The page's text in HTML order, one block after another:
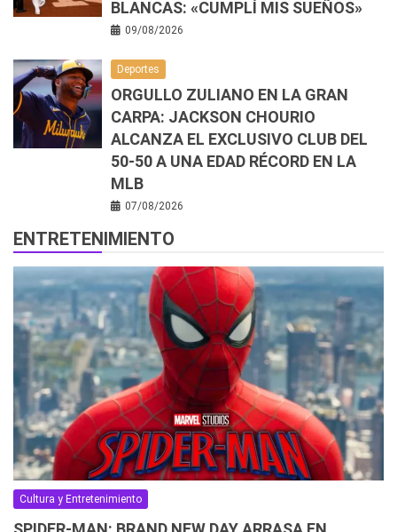
BLANCAS: «CUMPLÍ MIS SUEÑOS»
09/08/2026
Deportes
ORGULLO ZULIANO EN LA GRAN
CARPA: JACKSON CHOURIO
ALCANZA EL EXCLUSIVO CLUB DEL
50-50 A UNA EDAD RÉCORD EN LA
MLB
07/08/2026
ENTRETENIMIENTO
Cultura y Entretenimiento